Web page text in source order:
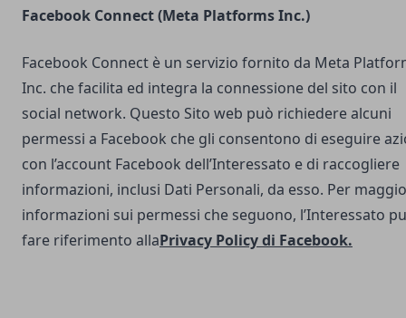
Facebook Connect (Meta Platforms Inc.)
Facebook Connect è un servizio fornito da Meta
Inc. che facilita ed integra la connessione del sito con il
social network. Questo Sito web può richiedere alcuni
permessi a Facebook che gli consentono di eseguire
con l’account Facebook dell’Interessato e di raccogliere
informazioni, inclusi Dati Personali, da esso. Per
informazioni sui permessi che seguono, l’Interessato
fare riferimento allaPrivacy Policy di Facebook.